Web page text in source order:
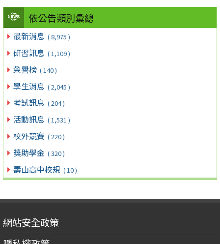
依公告類別彙總
最新消息 ( 8,975 )
研習訊息 ( 1,109 )
榮譽榜 ( 140 )
學生消息 ( 2,045 )
考試訊息 ( 204 )
活動訊息 ( 1,531 )
校外競賽 ( 220 )
獎助學金 ( 320 )
壽山高中校規 ( 10 )
網站安全政策